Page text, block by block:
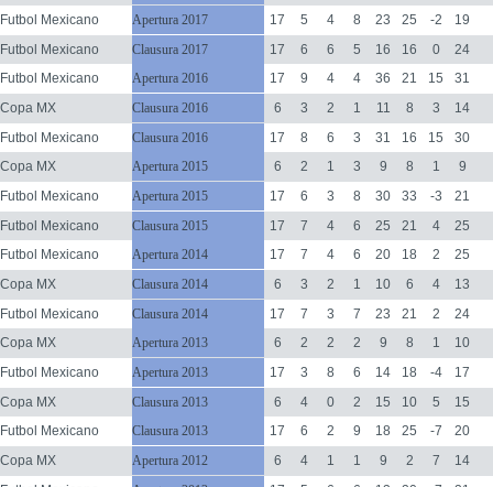
Futbol Mexicano
Apertura 2017 17 5 4 8 23 25 -2
19
Futbol Mexicano
Clausura 2017 17 6 6 5 16 16 0
24
Futbol Mexicano
Apertura 2016 17 9 4 4 36 21 15
31
Copa MX
Clausura 2016 6 3 2 1 11 8 3
14
Futbol Mexicano
Clausura 2016 17 8 6 3 31 16 15
30
Copa MX
Apertura 2015 6 2 1 3 9 8 1
9
Futbol Mexicano
Apertura 2015 17 6 3 8 30 33 -3
21
Futbol Mexicano
Clausura 2015 17 7 4 6 25 21 4
25
Futbol Mexicano
Apertura 2014 17 7 4 6 20 18 2
25
Copa MX
Clausura 2014 6 3 2 1 10 6 4
13
Futbol Mexicano
Clausura 2014 17 7 3 7 23 21 2
24
Copa MX
Apertura 2013 6 2 2 2 9 8 1
10
Futbol Mexicano
Apertura 2013 17 3 8 6 14 18 -4
17
Copa MX
Clausura 2013 6 4 0 2 15 10 5
15
Futbol Mexicano
Clausura 2013 17 6 2 9 18 25 -7
20
Copa MX
Apertura 2012 6 4 1 1 9 2 7
14